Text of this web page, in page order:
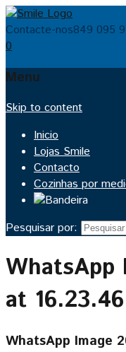
Contacte-nos849 095
0
Menu
Skip to content
Inicio
Lojas Smile
Contacto
Cozinhas por
Pesquisar por:
WhatsApp
at 16.23.46
WhatsApp Image